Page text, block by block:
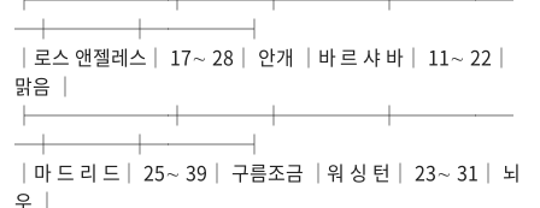
─┼────┼─────┤
│로스 앤젤레스│ 17∼ 28│ 안개 │바 르 샤 바│ 11∼ 22│
맑음 │
├───────┼────┼─────┼──────
─┼────┼─────┤
│마 드 리 드│ 25∼ 39│ 구름조금 │워 싱 턴│ 23∼ 31│ 뇌
우 │